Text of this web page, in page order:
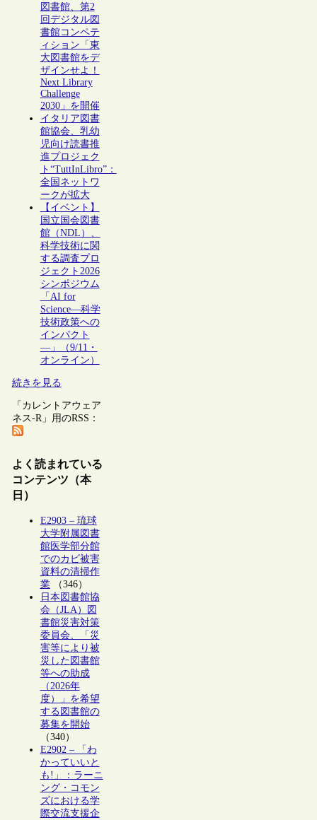
図書館、第2
回デジタル図
書館コンペテ
ィション「東
大図書館をデ
ザインせよ！
Next Library
Challenge
2030」を開催
イタリア図書
館協会、乳幼
児向け読書推
進プロジェク
ト“TuttInLibro”：
全国ネットワ
ークが拡大
【イベント】
国立国会図書
館（NDL）、
科学技術に関
する調査プロ
ジェクト2026
シンポジウム
「AI for
Science―科学
技術政策への
インパクト
―」（9/11・
オンライン）
続きを見る
「カレントアウェア
ネス-R」用のRSS：
よく読まれている
コンテンツ（本
日）
E2903 – 琉球
大学附属図書
館医学部分館
でのカビ被害
資料の清掃作
業（346）
日本図書館協
会（JLA）図
書館災害対策
委員会、「災
害等により被
災した図書館
等への助成
（2026年
度）」を希望
する図書館の
募集を開始
（340）
E2902 – 「わ
かっていいと
も!」：ラーニ
ング・コモン
ズにおける学
際交流支援企